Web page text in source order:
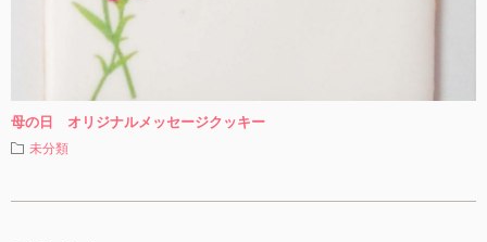
母の日 オリジナルメッセージクッキー
未分類